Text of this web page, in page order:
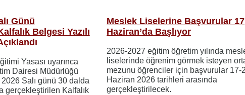
Günü
Belgesi Yazılı
Yasası uyarınca
Dairesi Müdürlüğü
Salı günü 30 dalda
gerçekleştirilen Kalfalık
Meslek Liselerine Başvurular 17
Haziran’da Başlıyor
2026-2027 eğitim öğretim yılında
liselerinde öğrenim görmek isteyen
mezunu öğrenciler için başvurular 17-
Haziran 2026 tarihleri ​​arasında
gerçekleştirilecek.